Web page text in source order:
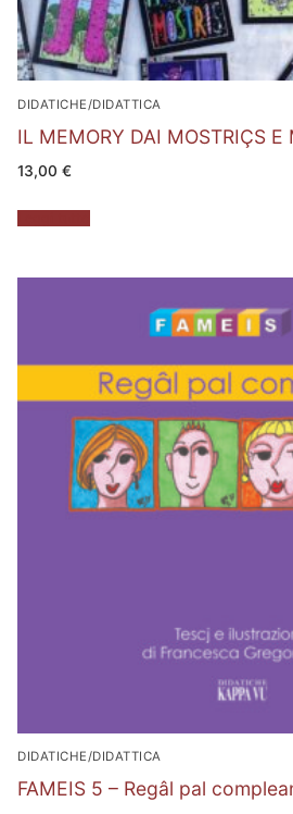
DIDATICHE/DIDATTICA
IL MEMORY DAI MOSTRIÇS E
13,00 €
DIDATICHE/DIDATTICA
FAMEIS 5 – Regâl pal